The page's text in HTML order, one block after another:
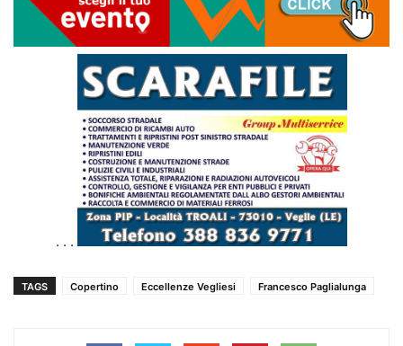
. . .
TAGS Copertino Eccellenze Vegliesi Francesco Paglialunga